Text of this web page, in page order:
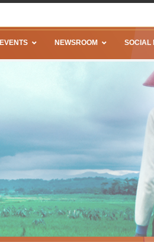
EVENTS NEWSROOM SOCIAL